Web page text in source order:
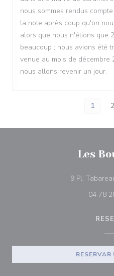
nous sommes rendus
la note après coup qu'on
alors que nous n'étions que
beaucoup ; nous avions été
venue au mois de décembre
nous allons revenir un jour.
1 2
Les
9 Pl.
04 78